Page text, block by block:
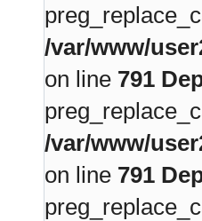
/var/www/
on line 791
/var/www/
on line 791